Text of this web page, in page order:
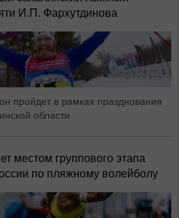
И.П. Фархутдинова
пройдет в рамках празднования
области
местом группового этапа
по пляжному волейболу